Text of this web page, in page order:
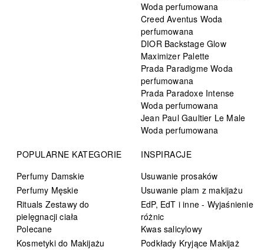
Woda perfumowana
Creed Aventus Woda
perfumowana
DIOR Backstage Glow
Maximizer Palette
Prada Paradigme Woda
perfumowana
Prada Paradoxe Intense
Woda perfumowana
Jean Paul Gaultier Le Male
Woda perfumowana
POPULARNE KATEGORIE
Perfumy Damskie
Perfumy Męskie
Rituals Zestawy do
pielęgnacji ciała
Polecane
Kosmetyki do Makijażu
INSPIRACJE
Usuwanie prosaków
Usuwanie plam z makijażu
EdP, EdT i inne - Wyjaśnienie
różnic
Kwas salicylowy
Podkłady Kryjące Makijaż